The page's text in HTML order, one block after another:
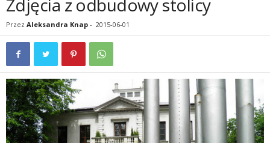
Zdjęcia z odbudowy stolicy
Przez Aleksandra Knap - 2015-06-01